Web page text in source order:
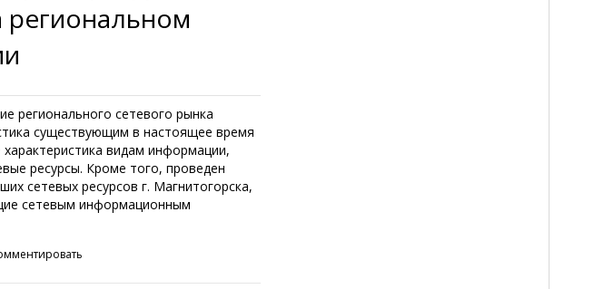
региональном
регионального сетевого рынка
существующим в настоящее время
видам информации,
ресурсы. Кроме того, проведен
сетевых ресурсов г. Магнитогорска,
сетевым информационным